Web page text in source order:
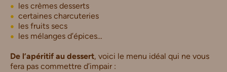
les crèmes desserts
certaines charcuteries
les fruits secs
les mélanges d’épices…
De l’apéritif au dessert, voici le menu idéal qui ne vous
fera pas commettre d’impair :